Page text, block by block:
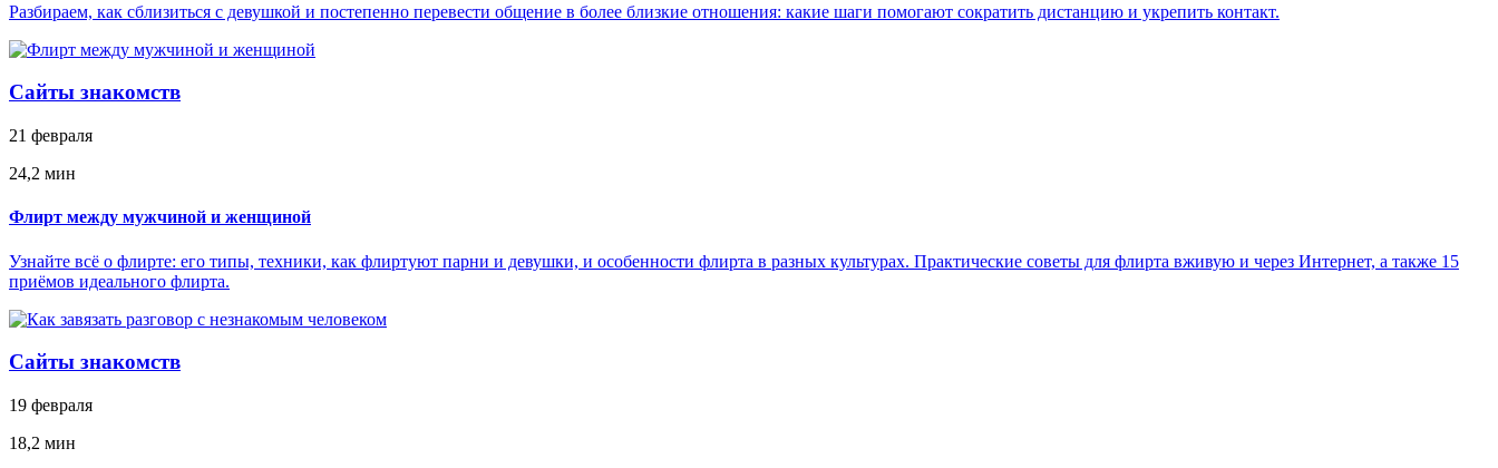
Разбираем, как сблизиться с девушкой и постепенно перевести общение в более близкие отношения: какие шаги помогают сократить дистанцию и укрепить контакт.
Сайты знакомств
21 февраля
24,2 мин
Флирт между мужчиной и женщиной
Узнайте всё о флирте: его типы, техники, как флиртуют парни и девушки, и особенности флирта в разных культурах. Практические советы для флирта вживую и через Интернет, а также 15
приёмов идеального флирта.
Сайты знакомств
19 февраля
18,2 мин